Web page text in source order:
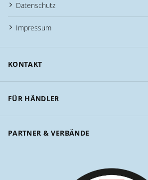
Datenschutz
Impressum
KONTAKT
FÜR HÄNDLER
PARTNER & VERBÄNDE